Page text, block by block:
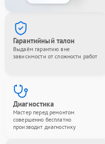
Гарантийный талон
Выдаём гарантию вне
зависимости от сложности работ
Диагностика
Мастер перед ремонтом
совершенно бесплатно
производит диагностику